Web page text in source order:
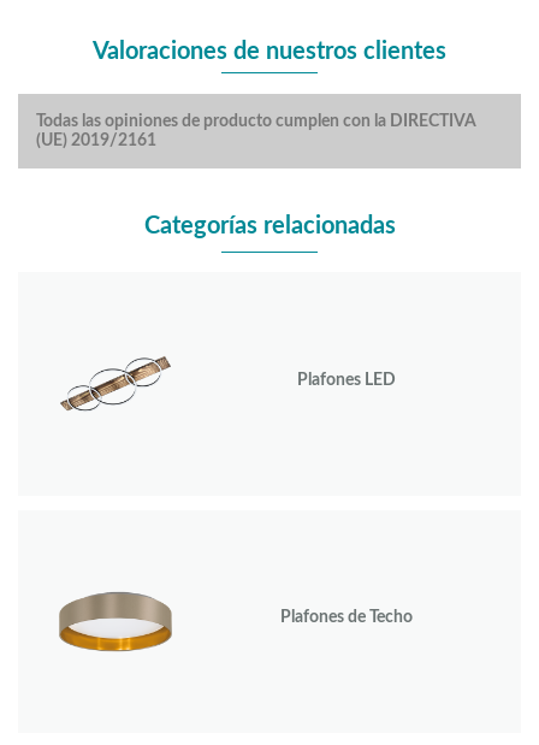
Valoraciones de nuestros clientes
Todas las opiniones de producto cumplen con la DIRECTIVA
(UE) 2019/2161
Categorías relacionadas
Plafones LED
Plafones de Techo